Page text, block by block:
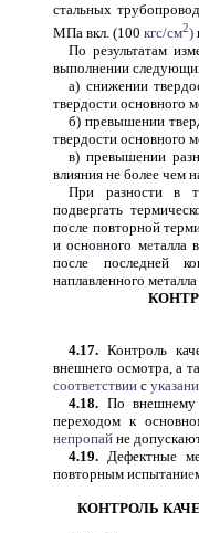
стальных
МПа вкл. (100 кгс/см2)
По результатам
выполнении
а) снижении
твердости основного
б) превышении
твердости основного
в) превышении
влияния не более чем
При разности в
подвергать
после повторной
и основного металла
после последней
наплавленного
4.17. Контроль
внешнего осмотра, а
соответствии с
4.18. По
переходом к
непропай не
4.19. Дефектные
повторным испытание
КОНТРОЛЬ